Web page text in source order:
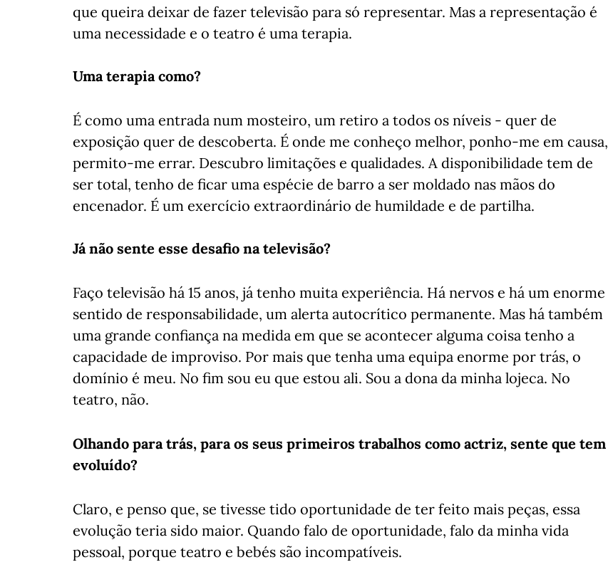
que queira deixar de fazer televisão para só representar. Mas a representação é
uma necessidade e o teatro é uma terapia.
Uma terapia como?
É como uma entrada num mosteiro, um retiro a todos os níveis - quer de
exposição quer de descoberta. É onde me conheço melhor, ponho-me em causa,
permito-me errar. Descubro limitações e qualidades. A disponibilidade tem de
ser total, tenho de ficar uma espécie de barro a ser moldado nas mãos do
encenador. É um exercício extraordinário de humildade e de partilha.
Já não sente esse desafio na televisão?
Faço televisão há 15 anos, já tenho muita experiência. Há nervos e há um enorme
sentido de responsabilidade, um alerta autocrítico permanente. Mas há também
uma grande confiança na medida em que se acontecer alguma coisa tenho a
capacidade de improviso. Por mais que tenha uma equipa enorme por trás, o
domínio é meu. No fim sou eu que estou ali. Sou a dona da minha lojeca. No
teatro, não.
Olhando para trás, para os seus primeiros trabalhos como actriz, sente que tem
evoluído?
Claro, e penso que, se tivesse tido oportunidade de ter feito mais peças, essa
evolução teria sido maior. Quando falo de oportunidade, falo da minha vida
pessoal, porque teatro e bebés são incompatíveis.